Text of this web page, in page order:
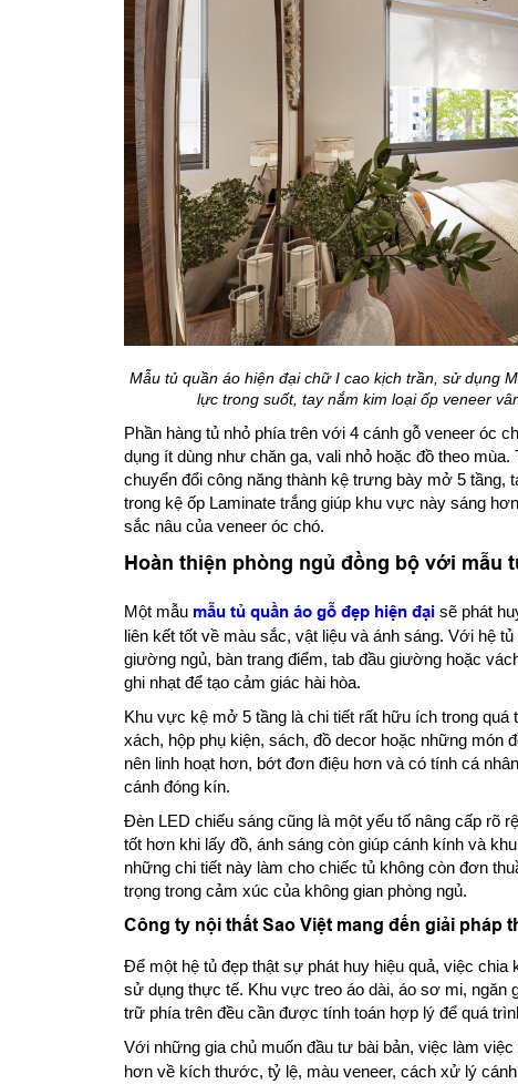
Mẫu tủ quần áo hiện đại chữ I cao kịch trần, sử dụng
lực trong suốt, tay nắm kim loại ốp veneer
Phần hàng tủ nhỏ phía trên với 4 cánh gỗ veneer óc
dụng ít dùng như chăn ga, vali nhỏ hoặc đồ theo
chuyển đổi công năng thành kệ trưng bày mở 5 tầng,
trong kệ ốp Laminate trắng giúp khu vực này sáng
sắc nâu của veneer óc chó.
Hoàn thiện phòng ngủ đồng bộ với mẫu
Một mẫu mẫu tủ quần áo gỗ đẹp hiện đại sẽ phát
liên kết tốt về màu sắc, vật liệu và ánh sáng. Với hệ
giường ngủ, bàn trang điểm, tab đầu giường hoặc
ghi nhạt để tạo cảm giác hài hòa.
Khu vực kệ mở 5 tầng là chi tiết rất hữu ích trong
xách, hộp phụ kiện, sách, đồ decor hoặc những món
nên linh hoạt hơn, bớt đơn điệu hơn và có tính cá
cánh đóng kín.
Đèn LED chiếu sáng cũng là một yếu tố nâng cấp rõ
tốt hơn khi lấy đồ, ánh sáng còn giúp cánh kính và
những chi tiết này làm cho chiếc tủ không còn đơn
trọng trong cảm xúc của không gian phòng ngủ.
Công ty nội thất Sao Việt mang đến giải pháp
Để một hệ tủ đẹp thật sự phát huy hiệu quả, việc
sử dụng thực tế. Khu vực treo áo dài, áo sơ mi, ngăn
trữ phía trên đều cần được tính toán hợp lý để quá
Với những gia chủ muốn đầu tư bài bản, việc làm việc
hơn về kích thước, tỷ lệ, màu veneer, cách xử lý